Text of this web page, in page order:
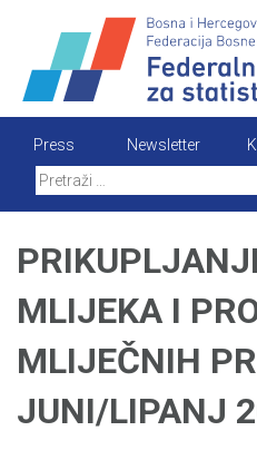
content
Press Newsletter
MLIJEKA I
MLIJEČNIH
JUNI/LIPANJ